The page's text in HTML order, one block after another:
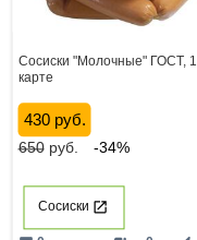
Сосиски "Молочные" ГОСТ,
карте
430 руб.
650руб. -34%
Сосиски